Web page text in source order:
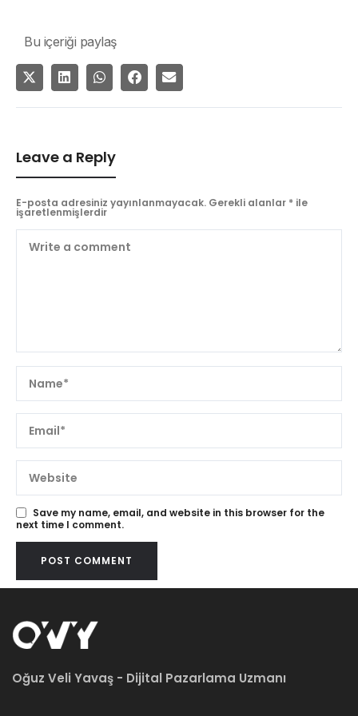
Bu içeriği paylaş
Leave a Reply
E-posta adresiniz yayınlanmayacak. Gerekli alanlar * ile
işaretlenmişlerdir
Save my name, email, and website in this browser for the
next time I comment.
Oğuz Veli Yavaş - Dijital Pazarlama Uzmanı